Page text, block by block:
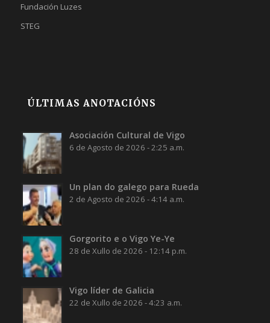
Fundación Luzes
STEG
ÚLTIMAS ANOTACIÓNS
Asociación Cultural de Vigo
6 de Agosto de 2026 - 2:25 a.m.
Un plan do galego para Rueda
2 de Agosto de 2026 - 4:14 a.m.
Gorgorito e o Vigo Ye-Ye
28 de Xullo de 2026 - 12:14 p.m.
Vigo líder de Galicia
22 de Xullo de 2026 - 4:23 a.m.